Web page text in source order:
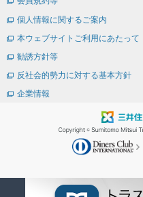
個人情報に関するご案内
本ウェブサイトご利用にあたって
勧誘方針等
反社会的勢力に対する基本方針
企業情報